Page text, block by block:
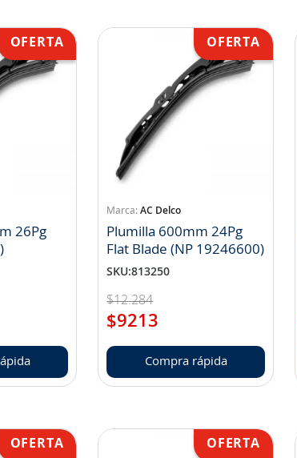
26Pg
AC Delco
Plumilla 600mm 24Pg
Flat Blade (NP 19246600)
SKU:813250
$12.284
$9213
Compra rápida